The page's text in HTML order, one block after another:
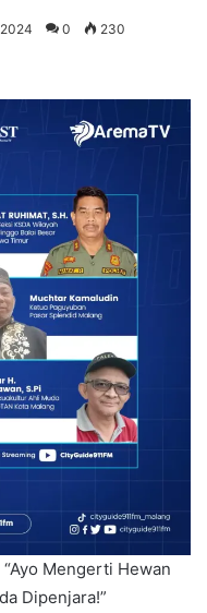
0 230
Mengerti Hewan
Dipenjara!”